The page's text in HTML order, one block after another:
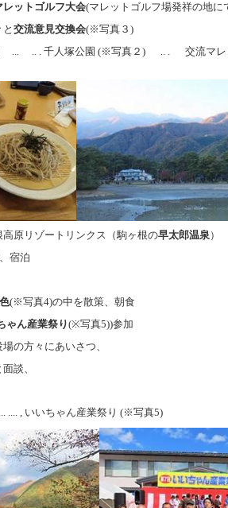
レットゴルフ大会(マレットゴルフ場発祥の地に
交流意見交換会(※写真３)
) ... 千人塚公園 (※写真２ ) 交流マレ
高原リゾートリンクス（駒ヶ根の早太郎温泉）
宿泊
(※写真4)の中を散策、朝食
ゃん産業祭り(※写真5))参加
の方々にあいさつ、
談、
.... , いいちゃん産業祭り (※写真5)